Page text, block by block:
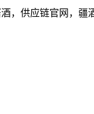
，供应链官网，